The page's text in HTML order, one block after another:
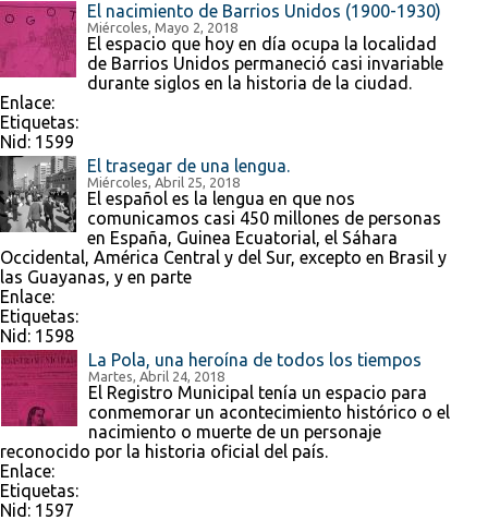
El nacimiento de Barrios Unidos (1900-1930)
Miércoles, Mayo 2, 2018
El espacio que hoy en día ocupa la localidad
de Barrios Unidos permaneció casi invariable
durante siglos en la historia de la ciudad.
Enlace:
Etiquetas:
Nid: 1599
El trasegar de una lengua.
Miércoles, Abril 25, 2018
El español es la lengua en que nos
comunicamos casi 450 millones de personas
en España, Guinea Ecuatorial, el Sáhara
Occidental, América Central y del Sur, excepto en Brasil y
las Guayanas, y en parte
Enlace:
Etiquetas:
Nid: 1598
La Pola, una heroína de todos los tiempos
Martes, Abril 24, 2018
El Registro Municipal tenía un espacio para
conmemorar un acontecimiento histórico o el
nacimiento o muerte de un personaje
reconocido por la historia oficial del país.
Enlace:
Etiquetas:
Nid: 1597